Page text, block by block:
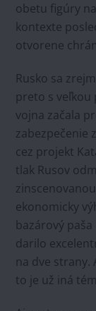
obetu figúry
kontexte
otvorene
Rusko sa
preto s veľkou
vojna začala
zabezpečenie
cez projekt
tlak Rusov
ekonomicky
bazárový
darilo
na dve strany.
to je už iná